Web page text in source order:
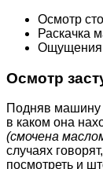
Осмотр
Раскачка
Ощущения
Осмотр
Подняв машину
в каком она
(смочена
случаях
посмотреть и